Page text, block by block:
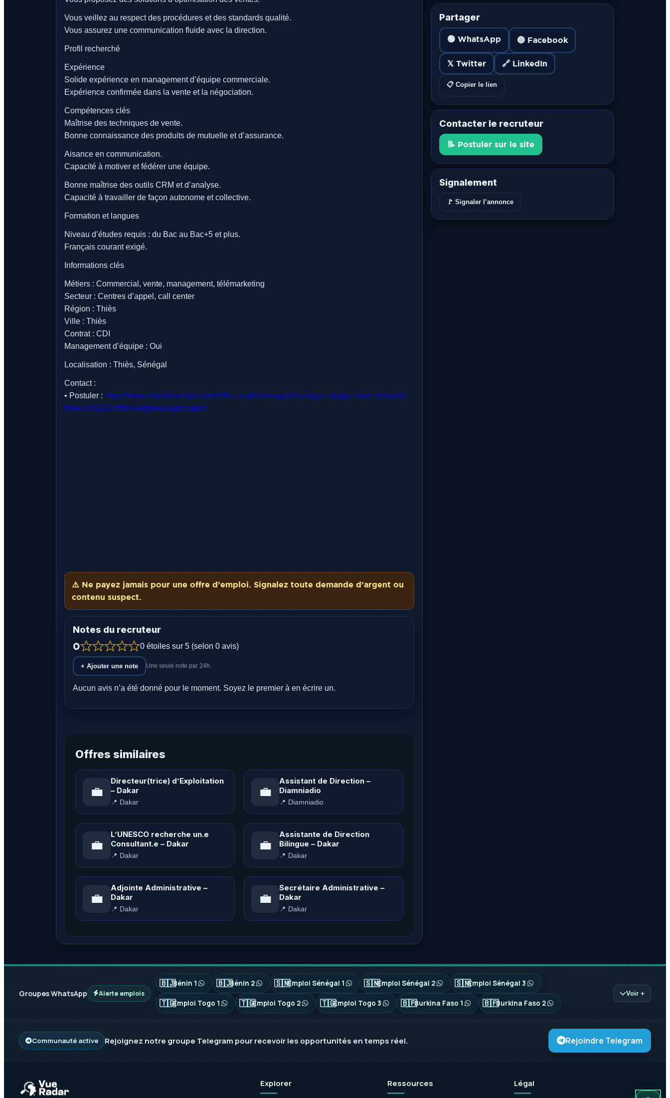
Vous veillez au respect des procédures et des standards qualité.
Vous assurez une communication fluide avec la direction.
Profil recherché
Expérience
Solide expérience en management d’équipe commerciale.
Expérience confirmée dans la vente et la négociation.
Compétences clés
Maîtrise des techniques de vente.
Bonne connaissance des produits de mutuelle et d’assurance.
Aisance en communication.
Capacité à motiver et fédérer une équipe.
Bonne maîtrise des outils CRM et d’analyse.
Capacité à travailler de façon autonome et collective.
Formation et langues
Niveau d’études requis : du Bac au Bac+5 et plus.
Français courant exigé.
Informations clés
Métiers : Commercial, vente, management, télémarketing
Secteur : Centres d’appel, call center
Région : Thiès
Ville : Thiès
Contrat : CDI
Management d’équipe : Oui
Localisation : Thiès, Sénégal
Contact :
• Postuler : https://www.emploisenegal.com/offre-emploi-senegal/manager-equipe-vente-mutuelle-
thies-1492227#form-express-application
⚠️ Ne payez jamais pour une offre d’emploi. Signalez toute demande d’argent ou
contenu suspect.
Notes du recruteur
0 0 étoiles sur 5 (selon 0 avis)
+ Ajouter une note Une seule note par 24h.
Aucun avis n’a été donné pour le moment. Soyez le premier à en écrire un.
Offres similaires
💼
Directeur(trice) d’Exploitation
– Dakar
📍 Dakar
💼
Assistant de Direction –
Diamniadio
📍 Diamniadio
💼
L’UNESCO recherche un.e
Consultant.e – Dakar
📍 Dakar
💼
Assistante de Direction
Bilingue – Dakar
📍 Dakar
💼
Adjointe Administrative –
Dakar
📍 Dakar
💼
Secrétaire Administrative –
Dakar
📍 Dakar
Partager
🟢 WhatsApp 🔵 Facebook
𝕏 Twitter 🔗 LinkedIn
📋 Copier le lien
Contacter le recruteur
📝 Postuler sur le site
Signalement
🚩 Signaler l’annonce
Groupes WhatsApp Alerte emplois
🇧🇯Bénin 1 🇧🇯Bénin 2 🇸🇳Emploi Sénégal 1 🇸🇳Emploi Sénégal 2 🇸🇳Emploi Sénégal 3
🇹🇬Emploi Togo 1 🇹🇬Emploi Togo 2 🇹🇬Emploi Togo 3 🇧🇫Burkina Faso 1 🇧🇫Burkina Faso 2
Voir +
Communauté active Rejoignez notre groupe Telegram pour recevoir les opportunités en temps réel. Rejoindre Telegram
Explorer Ressources Légal
Mode
Mode
Mode clair